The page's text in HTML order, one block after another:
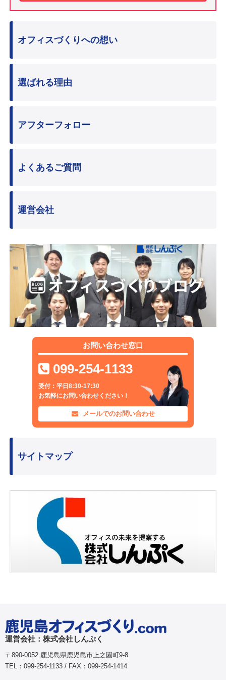
オフィスづくりへの想い
選ばれる理由
アフターフォロー
よくあるご質問
運営会社
お問い合わせ窓口
099-254-1133
受付：平日8:30-17:30
お気軽にお問い合わせください！
メールでのお問い合わせ
サイトマップ
運営会社：株式会社しんぷく
〒890-0052 鹿児島県鹿児島市上之園町9-8
TEL：099-254-1133 / FAX：099-254-1414